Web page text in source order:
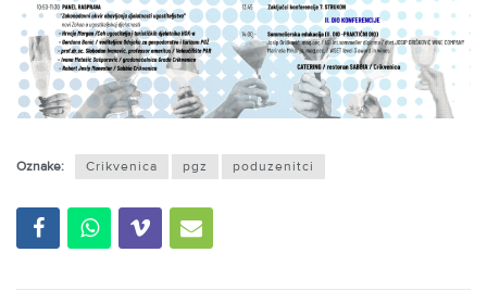
Oznake: Crikvenica pgz poduzenitci